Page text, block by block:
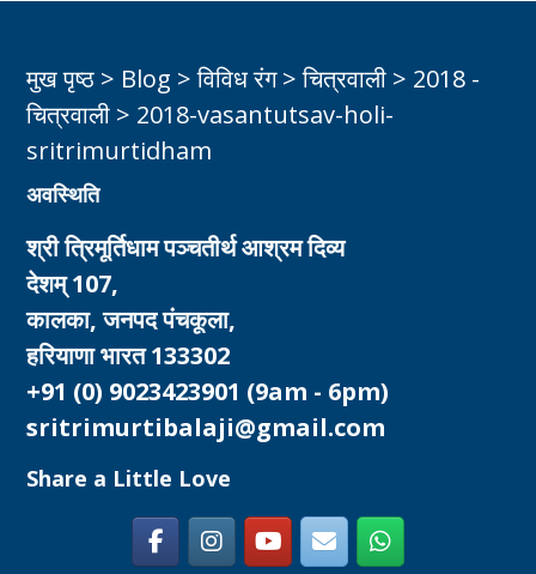
मुख पृष्ठ > Blog >विविध रंग>चित्रवाली > 2018 -
चित्रवाली > 2018-vasantutsav-holi-
sritrimurtidham
अवस्थिति
श्री त्रिमूर्तिधाम पञ्चतीर्थ आश्रम दिव्य
देशम् 107,
कालका, जनपद पंचकूला,
हरियाणा भारत 133302
+91 (0) 9023423901 (9am - 6pm)
sritrimurtibalaji@gmail.com
Share a Little Love